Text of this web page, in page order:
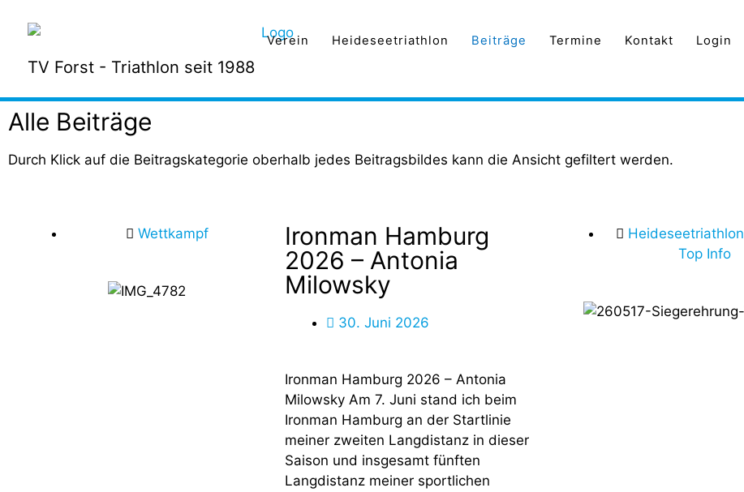
TV Forst - Triathlon seit 1988
Verein Heideseetriathlon Beiträge Termine Kontakt Login
Alle Beiträge
Durch Klick auf die Beitragskategorie oberhalb jedes Beitragsbildes kann die Ansicht gefiltert werden.
Wettkampf
Ironman Hamburg
2026 – Antonia
Milowsky
30. Juni 2026
Ironman Hamburg 2026 – Antonia
Milowsky Am 7. Juni stand ich beim
Ironman Hamburg an der Startlinie
meiner zweiten Langdistanz in dieser
Saison und insgesamt fünften
Langdistanz meiner sportlichen
Heideseetriathlon
Top Info